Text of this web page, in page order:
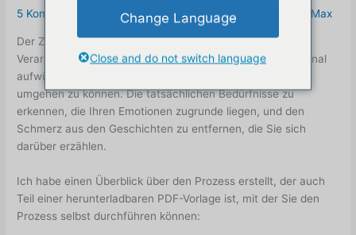
5 Kommentare Werkzeuge für emotionale Arbeit Max
Der Zweck dieses Prozesses (Werkzeug zur emotionalen
Verarbeitung) ist es, mit intensiven Emotionen und emotional
aufwühlenden Prozessen auf konstruktive Weise selbst
umgehen zu können. Die tatsächlichen Bedürfnisse zu
erkennen, die Ihren Emotionen zugrunde liegen, und den
Schmerz aus den Geschichten zu entfernen, die Sie sich
darüber erzählen.
Ich habe einen Überblick über den Prozess erstellt, der auch
Teil einer herunterladbaren PDF-Vorlage ist, mit der Sie den
Prozess selbst durchführen können:
Change Language
Close and do not switch language